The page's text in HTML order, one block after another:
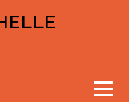
Menu